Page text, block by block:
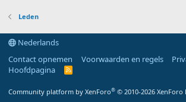
Leden
Nederlands
Contact opnemen
Voorwaarden en regels
Hoofdpagina
R
Community platform by XenForo® © 2010-2026 XenForo